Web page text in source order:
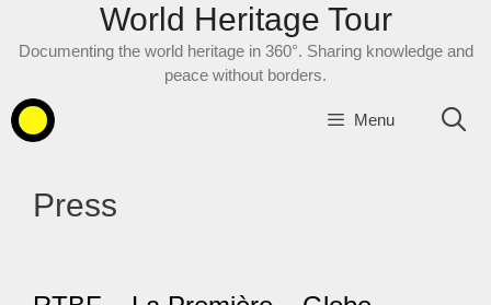
World Heritage Tour
Documenting the world heritage in 360°. Sharing knowledge and
peace without borders.
Menu
Press